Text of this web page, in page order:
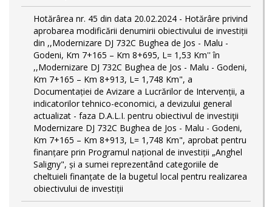
Hotărârea nr. 45 din data 20.02.2024 - Hotărâre privind
aprobarea modificării denumirii obiectivului de investiții
din ,,Modernizare DJ 732C Bughea de Jos - Malu -
Godeni, Km 7+165 – Km 8+695, L= 1,53 Km'' în
,,Modernizare DJ 732C Bughea de Jos - Malu - Godeni,
Km 7+165 – Km 8+913, L= 1,748 Km", a
Documentației de Avizare a Lucrărilor de Intervenții, a
indicatorilor tehnico-economici, a devizului general
actualizat - faza D.A.L.I. pentru obiectivul de investiţii
Modernizare DJ 732C Bughea de Jos - Malu - Godeni,
Km 7+165 – Km 8+913, L= 1,748 Km", aprobat pentru
finanțare prin Programul național de investiții „Anghel
Saligny", și a sumei reprezentând categoriile de
cheltuieli finanțate de la bugetul local pentru realizarea
obiectivului de investiții